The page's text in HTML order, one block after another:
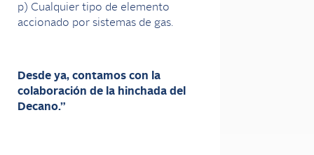
p) Cualquier tipo de elemento
accionado por sistemas de gas.
Desde ya, contamos con la
colaboración de la hinchada del
Decano.”